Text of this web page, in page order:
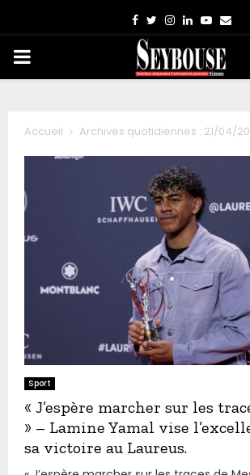
Facebook
TwitterInstagram
Linkedin
PRIMARY
Accueil Archives quotidiennes : 21/04/
Sport
« J’espère marcher sur les
» – Lamine Yamal vise
sa victoire au Laureus.